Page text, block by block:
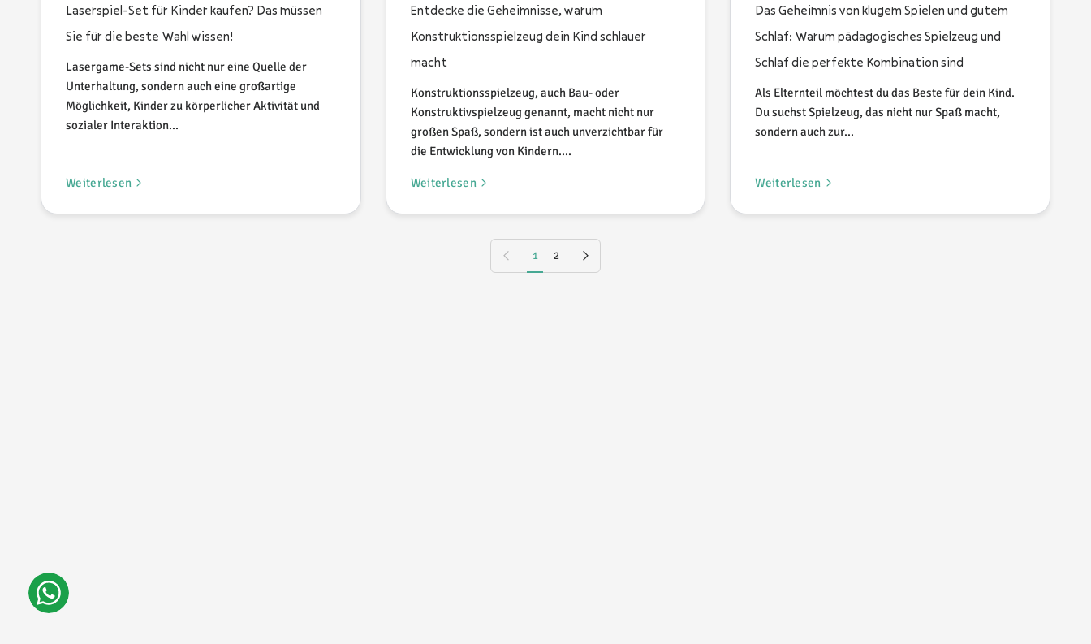
Laserspiel-Set für Kinder kaufen? Das müssen
Sie für die beste Wahl wissen!
Lasergame-Sets sind nicht nur eine Quelle der
Unterhaltung, sondern auch eine großartige
Möglichkeit, Kinder zu körperlicher Aktivität und
sozialer Interaktion...
Weiterlesen
Entdecke die Geheimnisse, warum
Konstruktionsspielzeug dein Kind schlauer
macht
Konstruktionsspielzeug, auch Bau- oder
Konstruktivspielzeug genannt, macht nicht nur
großen Spaß, sondern ist auch unverzichtbar für
die Entwicklung von Kindern....
Weiterlesen
Das Geheimnis von klugem Spielen und gutem
Schlaf: Warum pädagogisches Spielzeug und
Schlaf die perfekte Kombination sind
Als Elternteil möchtest du das Beste für dein Kind.
Du suchst Spielzeug, das nicht nur Spaß macht,
sondern auch zur...
Weiterlesen
Vorherige Seite1 2